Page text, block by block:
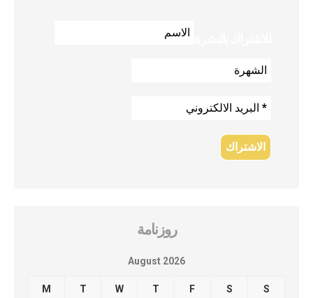
روزنامة
August 2026
M T W T F S S